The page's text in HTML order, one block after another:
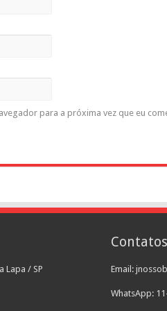
para a próxima vez que eu
Lapa / SP Email:
WhatsApp: